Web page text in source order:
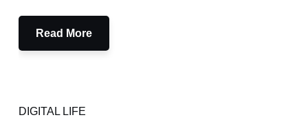
Read More
DIGITAL LIFE